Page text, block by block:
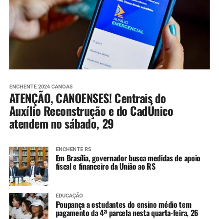
ENCHENTE 2024 CANOAS
ATENÇÃO, CANOENSES! Centrais do
Auxílio Reconstrução e do CadÚnico
atendem no sábado, 29
ENCHENTE RS
Em Brasília, governador busca medidas de apoio
fiscal e financeiro da União ao RS
EDUCAÇÃO
Poupança a estudantes do ensino médio tem
pagamento da 4ª parcela nesta quarta-feira, 26